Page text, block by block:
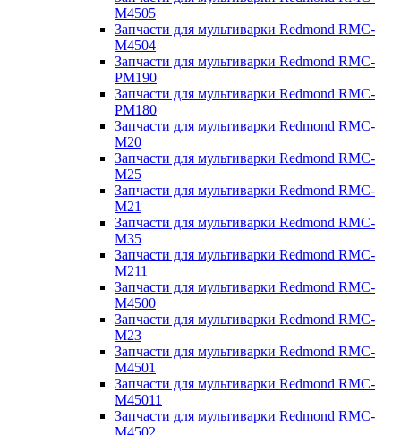
M4505
Запчасти для мультиварки Redmond RMC-
M4504
Запчасти для мультиварки Redmond RMC-
PM190
Запчасти для мультиварки Redmond RMC-
PM180
Запчасти для мультиварки Redmond RMC-
M20
Запчасти для мультиварки Redmond RMC-
M25
Запчасти для мультиварки Redmond RMC-
M21
Запчасти для мультиварки Redmond RMC-
M35
Запчасти для мультиварки Redmond RMC-
M211
Запчасти для мультиварки Redmond RMC-
M4500
Запчасти для мультиварки Redmond RMC-
M23
Запчасти для мультиварки Redmond RMC-
M4501
Запчасти для мультиварки Redmond RMC-
M45011
Запчасти для мультиварки Redmond RMC-
M4502